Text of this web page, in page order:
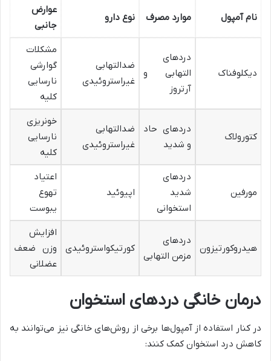
نام آمپول موارد مصرف نوع دارو
عوارض
جانبی
دیکلوفناک
دردهای
التهابی و
آرتروز
ضدالتهابی
غیراستروئیدی
مشکلات
گوارشی
نارسایی
کلیه
کتورولاک
دردهای حاد
و شدید
ضدالتهابی
غیراستروئیدی
خونریزی
نارسایی
کلیه
مورفین
دردهای
شدید
استخوانی
اپیوئید
اعتیاد
تهوع
یبوست
هیدروکورتیزون
دردهای
مزمن التهابی
کورتیکواستروئیدی
افزایش
وزن ضعف
عضلانی
درمان خانگی دردهای استخوان
در کنار استفاده از آمپول‌ها برخی از روش‌های خانگی نیز می‌توانند به
کاهش درد استخوان کمک کنند: